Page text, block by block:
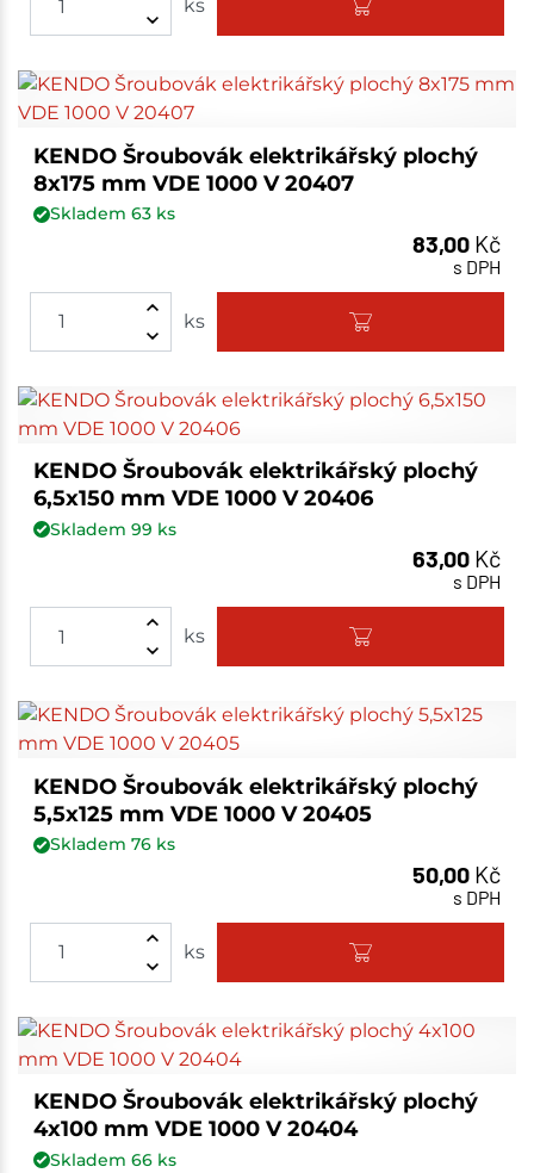
ks
KENDO Šroubovák elektrikářský plochý
8x175 mm VDE 1000 V 20407
Skladem 63ks
83,00 Kč
s DPH
ks
KENDO Šroubovák elektrikářský plochý
6,5x150 mm VDE 1000 V 20406
Skladem 99 ks
63,00 Kč
s DPH
ks
KENDO Šroubovák elektrikářský plochý
5,5x125 mm VDE 1000 V 20405
Skladem 76ks
50,00 Kč
s DPH
ks
KENDO Šroubovák elektrikářský plochý
4x100 mm VDE 1000 V 20404
Skladem 66ks